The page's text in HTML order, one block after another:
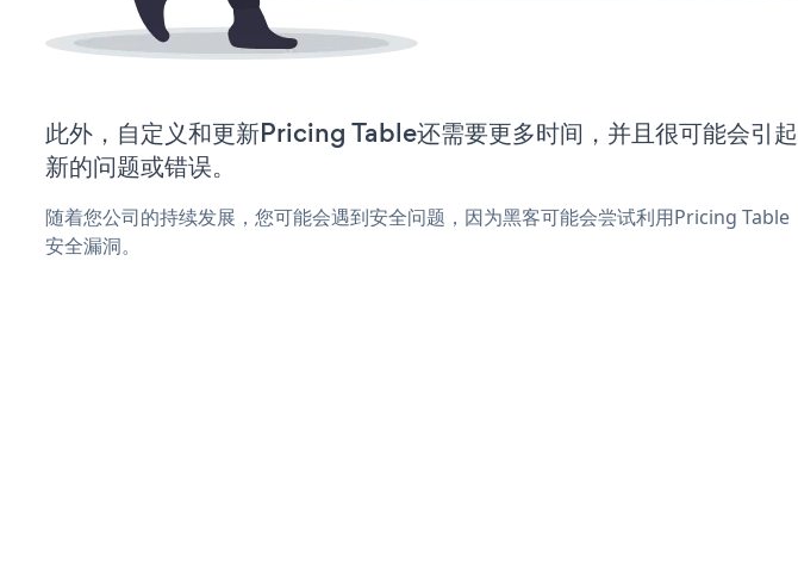
此外，自定义和更新Pricing Table还需要更多时间，并且很可能会引起
新的问题或错误。
随着您公司的持续发展，您可能会遇到安全问题，因为黑客可能会尝试利用Pricing Table
安全漏洞。